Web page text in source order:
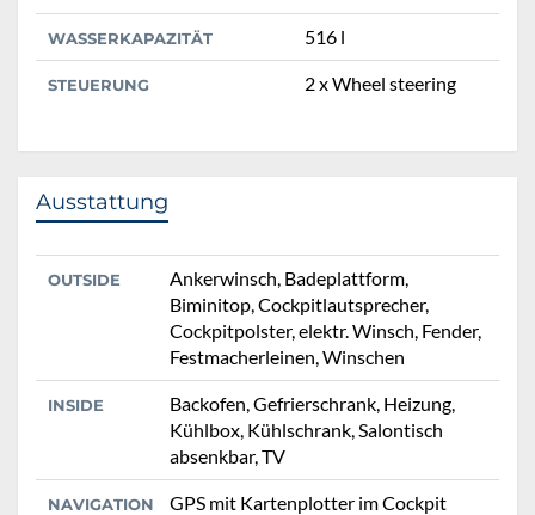
WASSERKAPAZITÄT 516 l
STEUERUNG 2 x Wheel steering
Ausstattung
OUTSIDE
Ankerwinsch, Badeplattform,
Biminitop, Cockpitlautsprecher,
Cockpitpolster, elektr. Winsch, Fender,
Festmacherleinen, Winschen
INSIDE
Backofen, Gefrierschrank, Heizung,
Kühlbox, Kühlschrank, Salontisch
absenkbar, TV
NAVIGATION GPS mit Kartenplotter im Cockpit